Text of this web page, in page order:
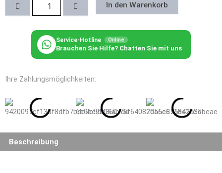
Hochbeet
Menge
In den Warenkorb
Service-Hotline Online
Brauchen Sie Hilfe? Chatten Sie mit uns
Ihre Zahlungsmöglichkeiten:
Beschreibung